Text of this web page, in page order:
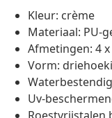
Kleur: crème
Materiaal: PU-
Afmetingen: 4 x
Vorm:
Waterbestendig
Uv-